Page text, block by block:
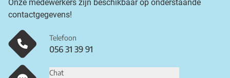
Onze medewerkers zijn beschikbaar op onderstaande
contactgegevens!
Telefoon
056 31 39 91
Chat